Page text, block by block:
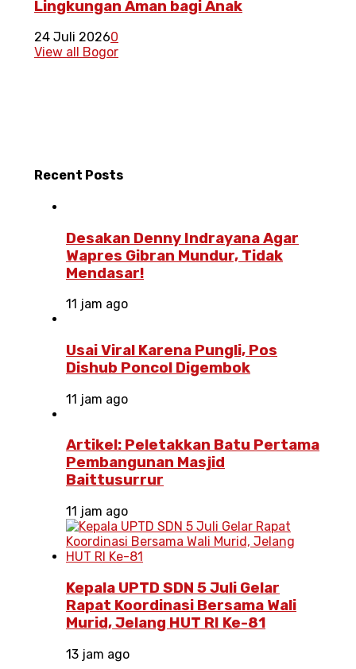
Lingkungan Aman bagi Anak
24 Juli 20260
View all Bogor
Recent Posts
Desakan Denny Indrayana Agar
Wapres Gibran Mundur, Tidak
Mendasar!
11 jam ago
Usai Viral Karena Pungli, Pos
Dishub Poncol Digembok
11 jam ago
Artikel: Peletakkan Batu Pertama
Pembangunan Masjid
Baittusurrur
11 jam ago
Kepala UPTD SDN 5 Juli Gelar
Rapat Koordinasi Bersama Wali
Murid, Jelang HUT RI Ke-81
13 jam ago